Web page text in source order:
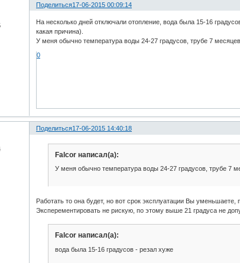
Поделиться17-06-2015 00:09:14
На несколько дней отключали отопление, вода была 15-16
какая причина).
У меня обычно температура воды 24-27 градусов, трубе 7
0
Поделиться17-06-2015 14:40:18
Falcor написал(а):
У меня обычно температура воды 24-27 градусов, трубе 7
Работать то она будет, но вот срок эксплуатации Вы уменьшаете,
Эксперементировать не рискую, по этому выше 21 градуса не
Falcor написал(а):
вода была 15-16 градусов - резал хуже